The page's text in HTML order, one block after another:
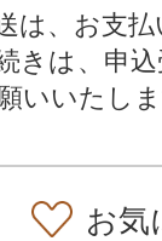
は、お支
きは、申
いいたしま
お気